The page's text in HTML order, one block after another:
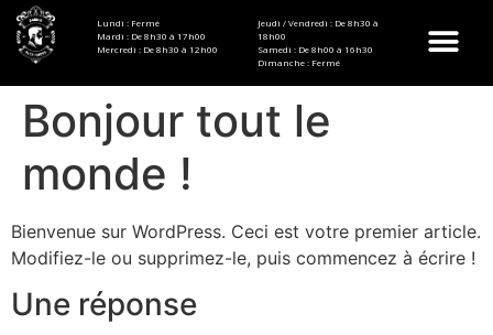
Lundi : Fermé
Mardi : De 8h30 à 17h00
Mercredi : De 8h30 à 12h00
Jeudi / Vendredi : De 8h30 à
18h00
Samedi : De 8h00 à 16h30
Dimanche : Fermé
Bonjour tout le
monde !
Bienvenue sur WordPress. Ceci est votre premier article.
Modifiez-le ou supprimez-le, puis commencez à écrire !
Une réponse